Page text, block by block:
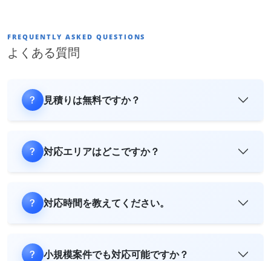
FREQUENTLY ASKED QUESTIONS
よくある質問
見積りは無料ですか？
対応エリアはどこですか？
対応時間を教えてください。
小規模案件でも対応可能ですか？